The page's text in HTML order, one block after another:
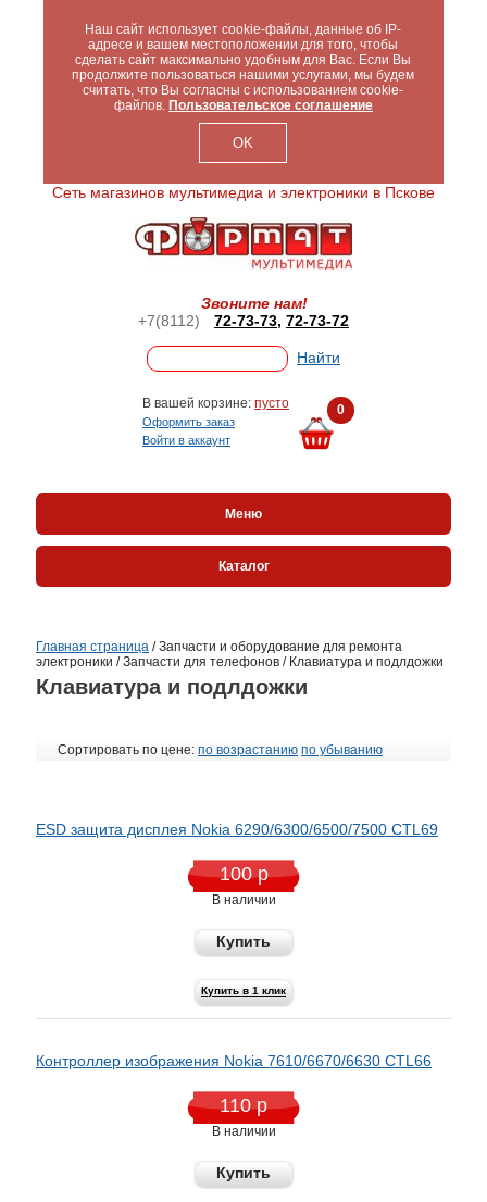
Наш сайт использует cookie-файлы, данные об IP-
адресе и вашем местоположении для того, чтобы
сделать сайт максимально удобным для Вас. Если Вы
продолжите пользоваться нашими услугами, мы будем
считать, что Вы согласны с использованием cookie-
файлов. Пользовательское соглашение
OK
Сеть магазинов мультимедиа и электроники в Пскове
Звоните нам!
+7(8112)
72-73-73, 72-73-72
В вашей корзине: пусто
Оформить заказ
Войти в аккаунт
0
Меню
Каталог
Главная страница /Запчасти и оборудование для ремонта
электроники /Запчасти для телефонов / Клавиатура и подлдожки
Клавиатура и подлдожки
Сортировать по цене: по возрастанию по убыванию
ESD защита дисплея Nokia 6290/6300/6500/7500 CTL69
100 р
В наличии
Купить
Купить в 1 клик
Контроллер изображения Nokia 7610/6670/6630 CTL66
110 р
В наличии
Купить